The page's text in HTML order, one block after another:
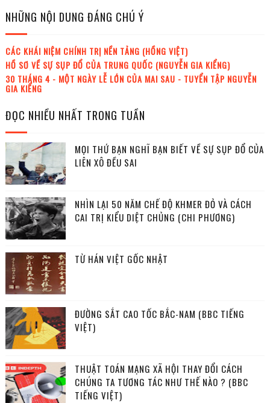
NHỮNG NỘI DUNG ĐÁNG CHÚ Ý
CÁC KHÁI NIỆM CHÍNH TRỊ NỀN TẢNG (HỒNG VIỆT)
HỒ SƠ VỀ SỰ SỤP ĐỔ CỦA TRUNG QUỐC (NGUYỄN GIA KIỂNG)
30 THÁNG 4 - MỘT NGÀY LỄ LỚN CỦA MAI SAU - TUYỂN TẬP NGUYỄN
GIA KIỂNG
ĐỌC NHIỀU NHẤT TRONG TUẦN
MỌI THỨ BẠN NGHĨ BẠN BIẾT VỀ SỰ SỤP ĐỔ CỦA
LIÊN XÔ ĐỀU SAI
NHÌN LẠI 50 NĂM CHẾ ĐỘ KHMER ĐỎ VÀ CÁCH
CAI TRỊ KIỂU DIỆT CHỦNG (CHI PHƯƠNG)
TỪ HÁN VIỆT GỐC NHẬT
ĐƯỜNG SẮT CAO TỐC BẮC-NAM (BBC TIẾNG
VIỆT)
THUẬT TOÁN MẠNG XÃ HỘI THAY ĐỔI CÁCH
CHÚNG TA TƯƠNG TÁC NHƯ THẾ NÀO ? (BBC
TIẾNG VIỆT)